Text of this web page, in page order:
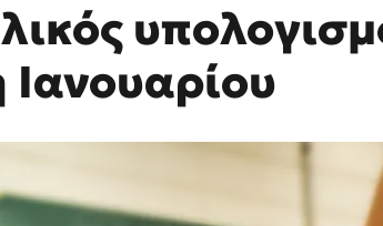
Ιανουαρίου